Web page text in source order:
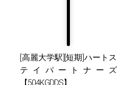
[高麗大学駅][短期]ハートス
テイパートナーズ
【504KGDDS】